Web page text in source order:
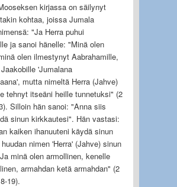
kirjassa on säilynyt
kohtaa, joissa Jumala
"Ja Herra puhui
ja sanoi hänelle: "Minä olen
olen ilmestynyt Aabrahamille,
'Jumalana
mutta nimeltä Herra (Jahve)
tehnyt itseäni heille tunnetuksi" (2
Silloin hän sanoi: "Anna siis
sinun kirkkautesi". Hän vastasi:
kaiken ihanuuteni käydä sinun
nimen 'Herra' (Jahve) sinun
minä olen armollinen, kenelle
armahdan ketä armahdan" (2
19).